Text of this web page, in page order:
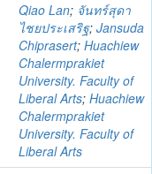
Qiao Lan; จันทร์สุดา
ไชยประเสริฐ; Jansuda
Chiprasert; Huachiew
Chalermprakiet
University. Faculty of
Liberal Arts; Huachiew
Chalermprakiet
University. Faculty of
Liberal Arts